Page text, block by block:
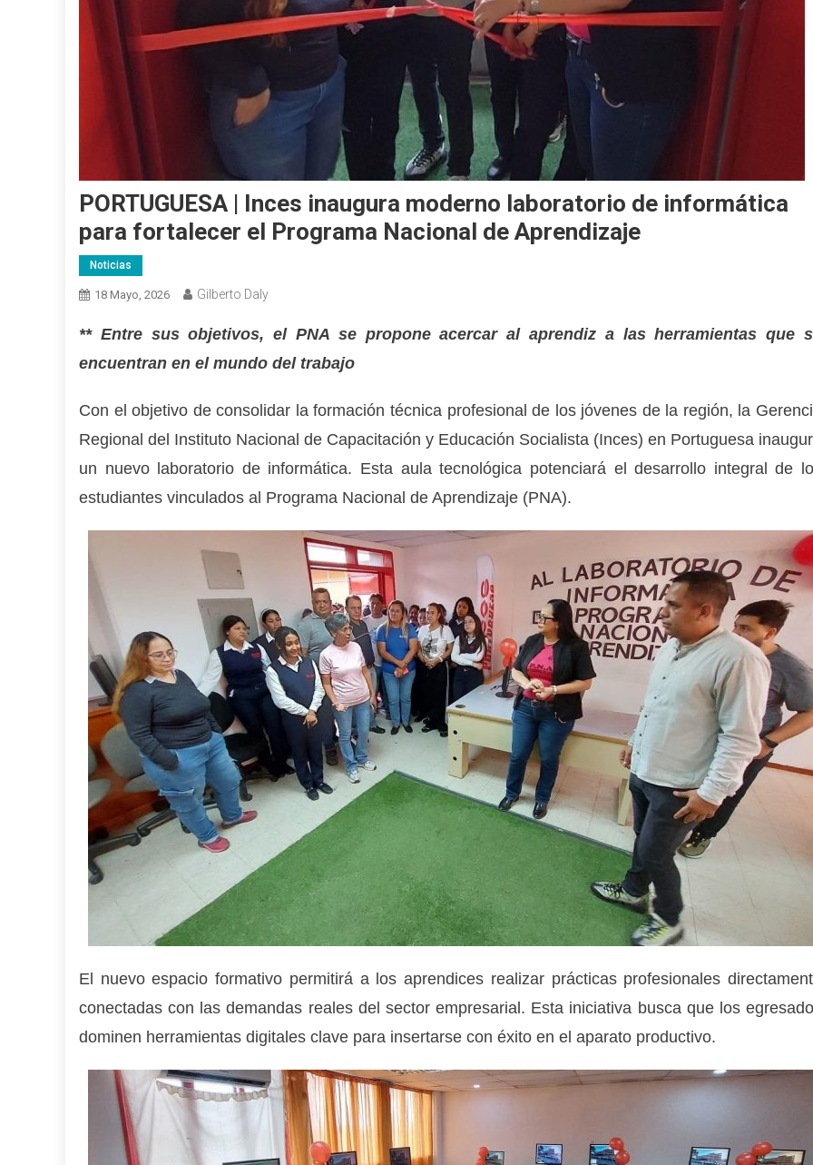
PORTUGUESA | Inces inaugura moderno laboratorio de informática
para fortalecer el Programa Nacional de Aprendizaje
Noticias
18 Mayo, 2026 Gilberto Daly
** Entre sus objetivos, el PNA se propone acercar al aprendiz a las herramientas que
encuentran en el mundo del trabajo
Con el objetivo de consolidar la formación técnica profesional de los jóvenes de la región, la
Regional del Instituto Nacional de Capacitación y Educación Socialista (Inces) en Portuguesa
un nuevo laboratorio de informática. Esta aula tecnológica potenciará el desarrollo integral de
estudiantes vinculados al Programa Nacional de Aprendizaje (PNA).
El nuevo espacio formativo permitirá a los aprendices realizar prácticas profesionales
conectadas con las demandas reales del sector empresarial. Esta iniciativa busca que los
dominen herramientas digitales clave para insertarse con éxito en el aparato productivo.